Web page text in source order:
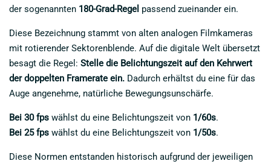
der sogenannten 180-Grad-Regel passend zueinander ein.
Diese Bezeichnung stammt von alten analogen Filmkameras
mit rotierender Sektorenblende. Auf die digitale Welt übersetzt
besagt die Regel: Stelle die Belichtungszeit auf den Kehrwert
der doppelten Framerate ein. Dadurch erhältst du eine für das
Auge angenehme, natürliche Bewegungsunschärfe.
Bei 30 fps wählst du eine Belichtungszeit von 1/60s.
Bei 25 fps wählst du eine Belichtungszeit von 1/50s.
Diese Normen entstanden historisch aufgrund der jeweiligen